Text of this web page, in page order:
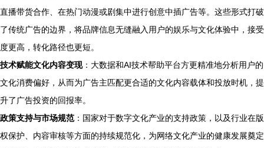
直播带货合作、在热门动漫或剧集中进行创意中插广告等。这些形式打破
了传统广告的边界，将品牌信息无缝融入用户的娱乐与文化体验中，接受
度更高，转化路径也更短。
技术赋能文化内容变现：大数据和AI技术帮助平台方更精准地分析用户的
文化消费偏好，从而为广告主匹配更合适的文化内容载体和投放时机，提
升了广告投资的回报率。
政策支持与市场规范：国家对于数字文化产业的支持政策，以及行业在版
权保护、内容审核等方面的持续规范化，为网络文化产业的健康发展奠定